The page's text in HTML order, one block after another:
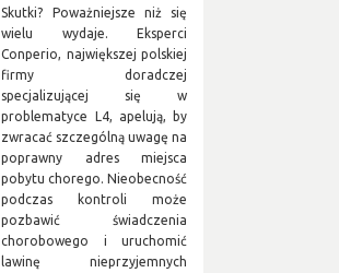
Skutki? Poważniejsze niż się
wielu wydaje. Eksperci
Conperio, największej polskiej
firmy doradczej
specjalizującej się w
problematyce L4, apelują, by
zwracać szczególną uwagę na
poprawny adres miejsca
pobytu chorego. Nieobecność
podczas kontroli może
pozbawić świadczenia
chorobowego i uruchomić
lawinę nieprzyjemnych